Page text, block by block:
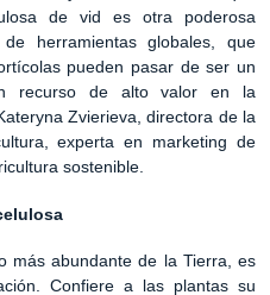
de vid es otra poderosa
herramientas globales, que
pueden pasar de ser un
recurso de alto valor en la
Zvierieva, directora de la
experta en marketing de
sostenible.
más abundante de la Tierra, es
Confiere a las plantas su